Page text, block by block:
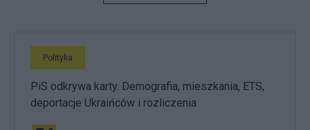
Polityka
PiS odkrywa karty. Demografia, mieszkania, ETS,
deportacje Ukraińców i rozliczenia